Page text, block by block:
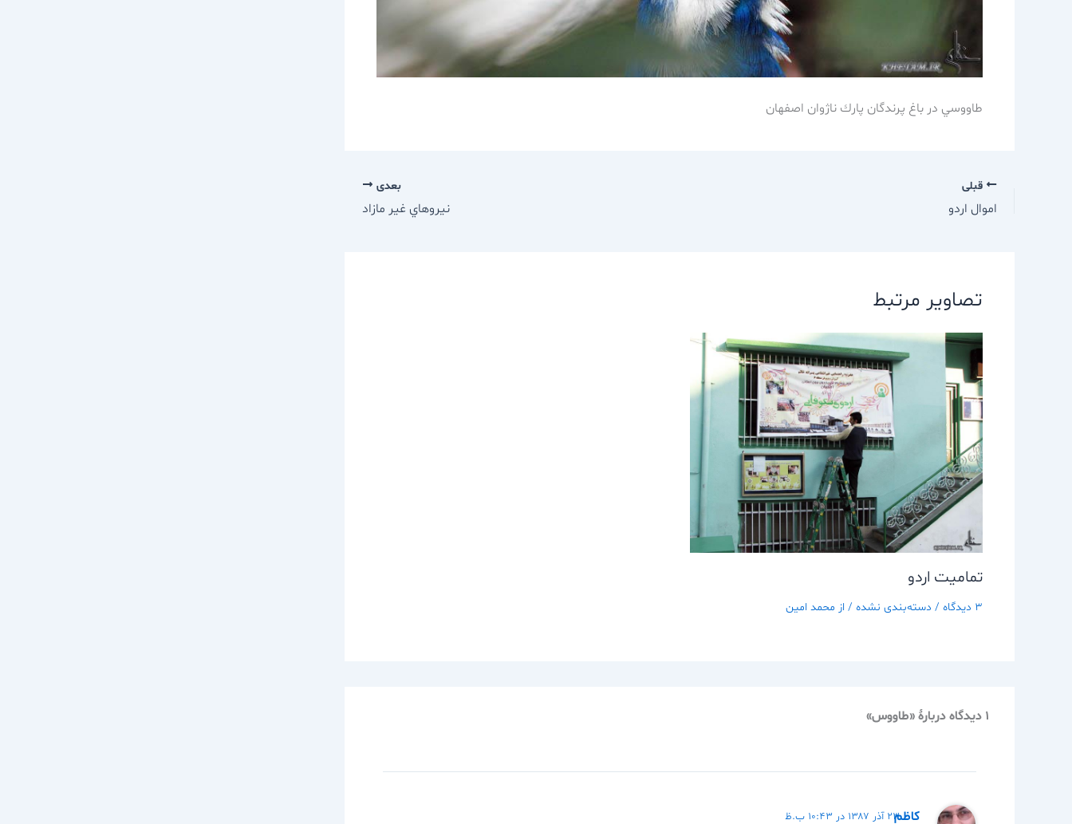
طاووسي در باغ پرندگان پارك ناژوان اصفهان
قبلی
اموال اردو
بعدی
نيروهاي غير مازاد
تصاویر مرتبط
تماميت اردو
3 دیدگاه / دسته‌بندی نشده / از محمد امین
1 دیدگاه دربارهٔ «طاووس»
كاظم۲۳ آذر ۱۳۸۷ در ۱۰:۴۳ ب.ظ